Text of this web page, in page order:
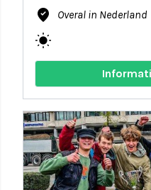
where_to_vote Overal in Nederland
wb_sunny